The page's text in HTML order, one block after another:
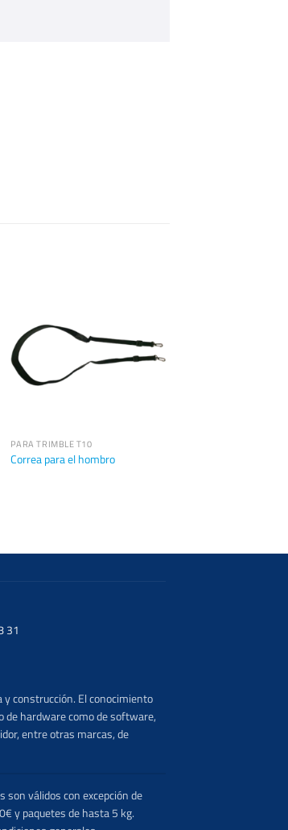
PARA TRIMBLE T10
Correa para el hombro
31
y construcción. El conocimiento
de hardware como de software,
entre otras marcas, de
son válidos con excepción de
y paquetes de hasta 5 kg.